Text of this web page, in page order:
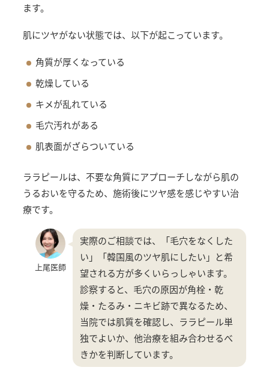
ます。
肌にツヤがない状態では、以下が起こっています。
角質が厚くなっている
乾燥している
キメが乱れている
毛穴汚れがある
肌表面がざらついている
ララピールは、不要な角質にアプローチしながら肌の
うるおいを守るため、施術後にツヤ感を感じやすい治
療です。
上尾医師
実際のご相談では、「毛穴をなくした
い」「韓国風のツヤ肌にしたい」と希
望される方が多くいらっしゃいます。
診察すると、毛穴の原因が角栓・乾
燥・たるみ・ニキビ跡で異なるため、
当院では肌質を確認し、ララピール単
独でよいか、他治療を組み合わせるべ
きかを判断しています。